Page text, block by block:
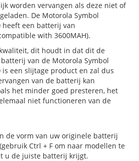
worden vervangen als deze niet of
De Motorola Symbol
heeft een batterij van
with 3600MAH).
dit houdt in dat dit de
van de Motorola Symbol
is een slijtage product en zal dus
van de batterij kan
het minder goed presteren, het
niet functioneren van de
de vorm van uw originele batterij
Ctrl + F om naar modellen te
u de juiste batterij krijgt.